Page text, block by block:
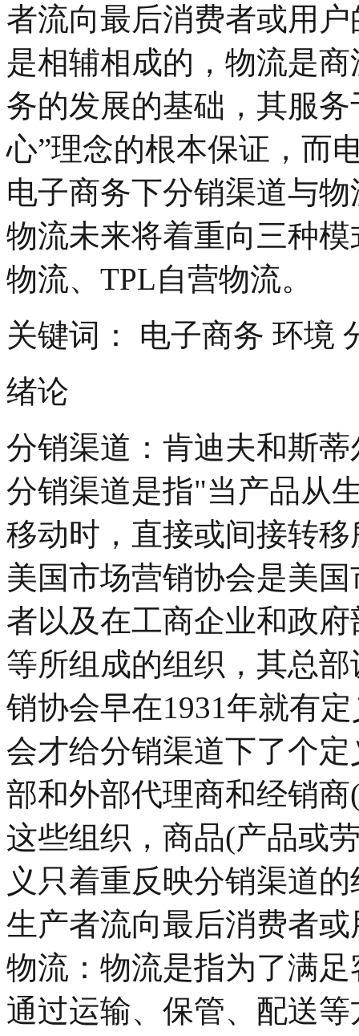
者流向最后消费者或用
是相辅相成的，物流是
务的发展的基础，其服
心”理念的根本保证，而
电子商务下分销渠道与
物流未来将着重向三种
物流、TPL自营物流。
关键词： 电子商务 环境
绪论
分销渠道：肯迪夫和斯
分销渠道是指"当产品从
移动时，直接或间接转
美国市场营销协会是美
者以及在工商企业和政
等所组成的组织，其总
销协会早在1931年就有
会才给分销渠道下了个
部和外部代理商和经销
这些组织，商品(产品或
义只着重反映分销渠道
生产者流向最后消费者
物流：物流是指为了满
通过运输、保管、配送